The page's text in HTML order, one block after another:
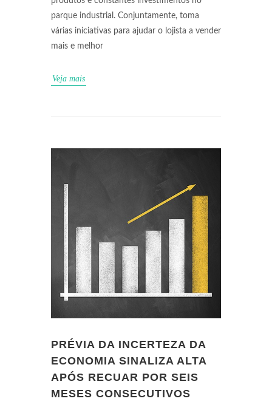
parque industrial. Conjuntamente, toma
várias iniciativas para ajudar o lojista a vender
mais e melhor
Veja mais
PRÉVIA DA INCERTEZA DA
ECONOMIA SINALIZA ALTA
APÓS RECUAR POR SEIS
MESES CONSECUTIVOS